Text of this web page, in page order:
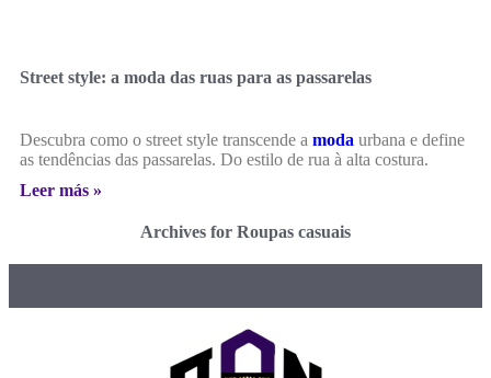
Street style: a moda das ruas para as passarelas
Descubra como o street style transcende a moda urbana e define
as tendências das passarelas. Do estilo de rua à alta costura.
Leer más »
Archives for Roupas casuais